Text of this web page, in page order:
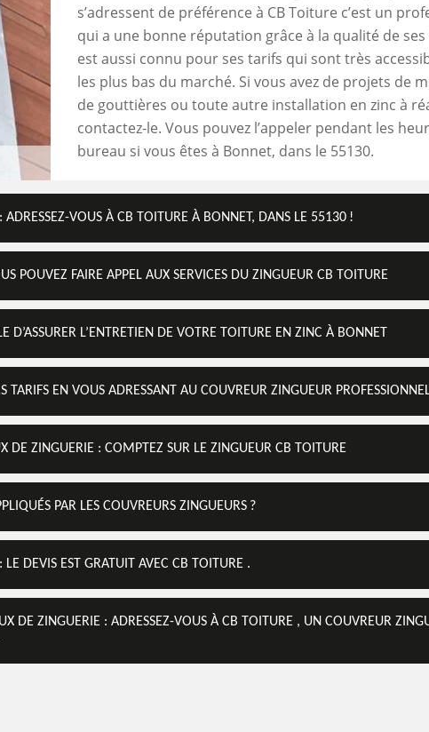
s’adressent de préférence à CB Toiture c’est un
qui a une bonne réputation grâce à la qualité de ses
est aussi connu pour ses tarifs qui sont très
les plus bas du marché. Si vous avez de projets de
de gouttières ou toute autre installation en zinc à
contactez-le. Vous pouvez l’appeler pendant les
bureau si vous êtes à Bonnet, dans le 55130.
ADRESSEZ-VOUS À CB TOITURE À BONNET, DANS LE 55130 !
POUVEZ FAIRE APPEL AUX SERVICES DU ZINGUEUR CB TOITURE
D’ASSURER L’ENTRETIEN DE VOTRE TOITURE EN ZINC À BONNET
TARIFS EN VOUS ADRESSANT AU COUVREUR ZINGUEUR
DE ZINGUERIE : COMPTEZ SUR LE ZINGUEUR CB TOITURE
PAR LES COUVREURS ZINGUEURS ?
DEVIS EST GRATUIT AVEC CB TOITURE .
DE ZINGUERIE : ADRESSEZ-VOUS À CB TOITURE , UN COUVREUR